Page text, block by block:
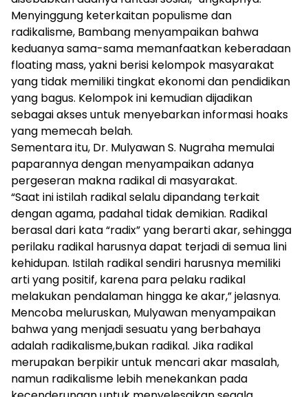
Menyinggung keterkaitan populisme dan
radikalisme, Bambang menyampaikan bahwa
keduanya sama-sama memanfaatkan keberadaan
floating mass, yakni berisi kelompok masyarakat
yang tidak memiliki tingkat ekonomi dan pendidikan
yang bagus. Kelompok ini kemudian dijadikan
sebagai akses untuk menyebarkan informasi hoaks
yang memecah belah.
Sementara itu, Dr. Mulyawan S. Nugraha memulai
paparannya dengan menyampaikan adanya
pergeseran makna radikal di masyarakat.
“Saat ini istilah radikal selalu dipandang terkait
dengan agama, padahal tidak demikian. Radikal
berasal dari kata “radix” yang berarti akar, sehingga
perilaku radikal harusnya dapat terjadi di semua lini
kehidupan. Istilah radikal sendiri harusnya memiliki
arti yang positif, karena para pelaku radikal
melakukan pendalaman hingga ke akar,” jelasnya.
Mencoba meluruskan, Mulyawan menyampaikan
bahwa yang menjadi sesuatu yang berbahaya
adalah radikalisme,bukan radikal. Jika radikal
merupakan berpikir untuk mencari akar masalah,
namun radikalisme lebih menekankan pada